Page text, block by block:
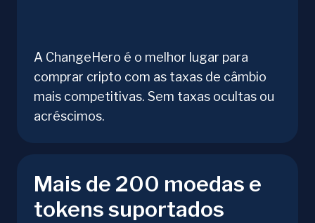
A ChangeHero é o melhor lugar para
comprar cripto com as taxas de câmbio
mais competitivas. Sem taxas ocultas ou
acréscimos.
Mais de 200 moedas e
tokens suportados